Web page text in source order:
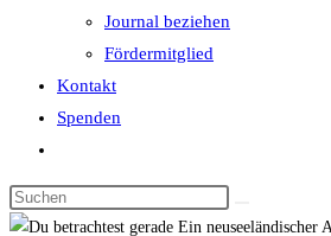
Journal beziehen
Fördermitglied
Kontakt
Spenden
umschalten
Diese
Website